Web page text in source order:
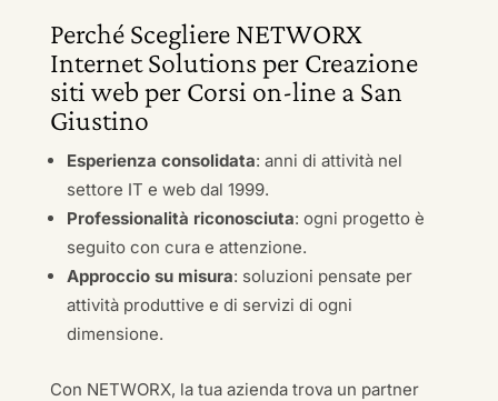
Perché Scegliere NETWORX
Internet Solutions per Creazione
siti web per Corsi on-line a San
Giustino
Esperienza consolidata: anni di attività nel
settore IT e web dal 1999.
Professionalità riconosciuta: ogni progetto è
seguito con cura e attenzione.
Approccio su misura: soluzioni pensate per
attività produttive e di servizi di ogni
dimensione.
Con NETWORX, la tua azienda trova un partner